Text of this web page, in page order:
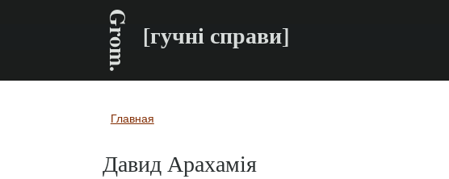
Grom. [гучні справи]
Вы здесь
Главная
Давид Арахамія